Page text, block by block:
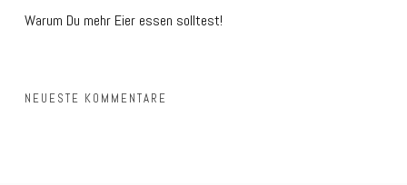
Warum Du mehr Eier essen solltest!
NEUESTE KOMMENTARE